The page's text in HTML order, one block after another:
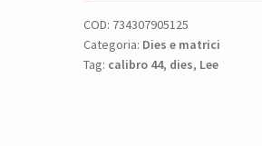
52,50 €.42,00 €.
COD: 734307905125
Categoria: Dies e matrici
Tag: calibro 44, dies, Lee